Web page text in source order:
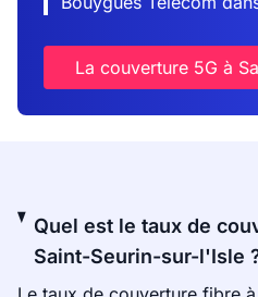
La couverture 5G à
Quel est le taux de
Saint-Seurin-sur-l'Isle